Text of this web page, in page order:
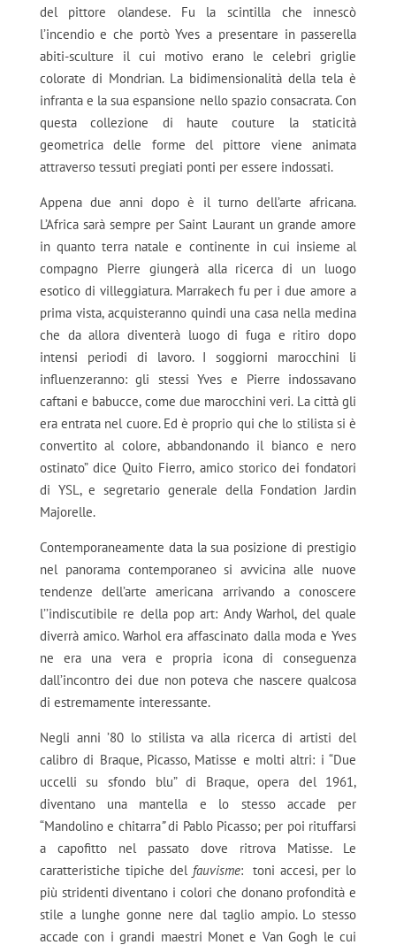
del pittore olandese. Fu la scintilla che innescò
l’incendio e che portò Yves a presentare in passerella
abiti-sculture il cui motivo erano le celebri griglie
colorate di Mondrian. La bidimensionalità della tela è
infranta e la sua espansione nello spazio consacrata. Con
questa collezione di haute couture la staticità
geometrica delle forme del pittore viene animata
attraverso tessuti pregiati ponti per essere indossati.
Appena due anni dopo è il turno dell’arte africana.
L’Africa sarà sempre per Saint Laurant un grande amore
in quanto terra natale e continente in cui insieme al
compagno Pierre giungerà alla ricerca di un luogo
esotico di villeggiatura. Marrakech fu per i due amore a
prima vista, acquisteranno quindi una casa nella medina
che da allora diventerà luogo di fuga e ritiro dopo
intensi periodi di lavoro. I soggiorni marocchini li
influenzeranno: gli stessi Yves e Pierre indossavano
caftani e babucce, come due marocchini veri. La città gli
era entrata nel cuore. Ed è proprio qui che lo stilista si è
convertito al colore, abbandonando il bianco e nero
ostinato” dice Quito Fierro, amico storico dei fondatori
di YSL, e segretario generale della Fondation Jardin
Majorelle.
Contemporaneamente data la sua posizione di prestigio
nel panorama contemporaneo si avvicina alle nuove
tendenze dell’arte americana arrivando a conoscere
l’’indiscutibile re della pop art: Andy Warhol, del quale
diverrà amico. Warhol era affascinato dalla moda e Yves
ne era una vera e propria icona di conseguenza
dall’incontro dei due non poteva che nascere qualcosa
di estremamente interessante.
Negli anni ’80 lo stilista va alla ricerca di artisti del
calibro di Braque, Picasso, Matisse e molti altri: i “Due
uccelli su sfondo blu” di Braque, opera del 1961,
diventano una mantella e lo stesso accade per
“Mandolino e chitarra”di Pablo Picasso; per poi rituffarsi
a capofitto nel passato dove ritrova Matisse. Le
caratteristiche tipiche del fauvisme: toni accesi, per lo
più stridenti diventano i colori che donano profondità e
stile a lunghe gonne nere dal taglio ampio. Lo stesso
accade con i grandi maestri Monet e Van Gogh le cui